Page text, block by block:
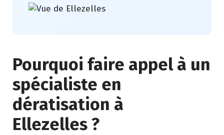
Pourquoi faire appel à un
spécialiste en
dératisation à
Ellezelles ?